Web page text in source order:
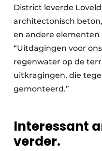
District leverde
architectonisch
en andere elementen
“Uitdagingen voor
regenwater op de
uitkragingen, die
gemonteerd.”
Interessant
verder.